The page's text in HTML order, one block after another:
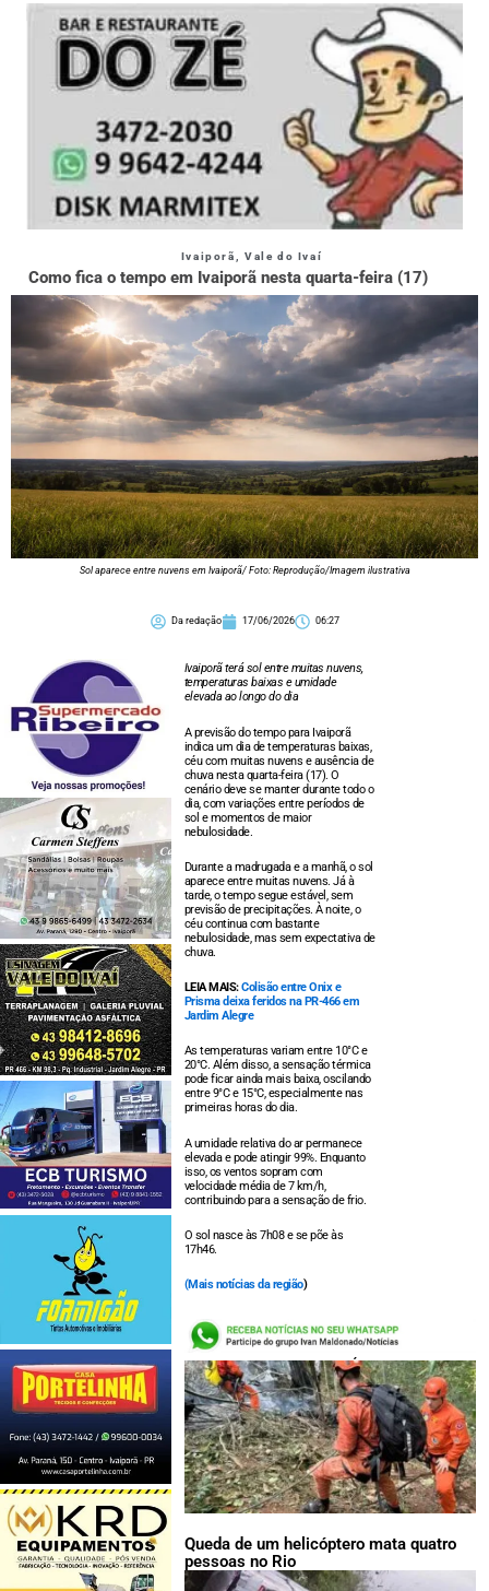
Ivaiporã Vale do Ivaí
Como fica o tempo em Ivaiporã nesta quarta-feira (17)
Sol aparece entre nuvens em Ivaiporã/ Foto: Reprodução/Imagem ilustrativa
Da redação 17/06/2026 06:27
Ivaiporã terá sol entre muitas nuvens,
temperaturas baixas e umidade
elevada ao longo do dia
A previsão do tempo para Ivaiporã
indica um dia de temperaturas baixas,
céu com muitas nuvens e ausência de
chuva nesta quarta-feira (17). O
cenário deve se manter durante todo o
dia, com variações entre períodos de
sol e momentos de maior
nebulosidade.
Durante a madrugada e a manhã, o sol
aparece entre muitas nuvens. Já à
tarde, o tempo segue estável, sem
previsão de precipitações. À noite, o
céu continua com bastante
nebulosidade, mas sem expectativa de
chuva.
LEIA MAIS:Colisão entre Onix e
Prisma deixa feridos na PR-466 em
Jardim Alegre
As temperaturas variam entre 10°C e
20°C. Além disso, a sensação térmica
pode ficar ainda mais baixa, oscilando
entre 9°C e 15°C, especialmente nas
primeiras horas do dia.
A umidade relativa do ar permanece
elevada e pode atingir 99%. Enquanto
isso, os ventos sopram com
velocidade média de 7 km/h,
contribuindo para a sensação de frio.
O sol nasce às 7h08 e se põe às
17h46.
(Mais notícias da região)
LEIA TAMBÉM:
Queda de um helicóptero mata quatro
pessoas no Rio